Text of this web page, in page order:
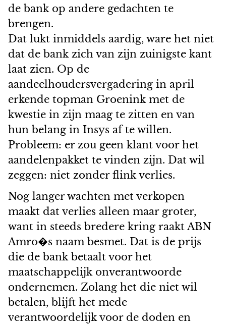
de bank op andere gedachten te
brengen.
Dat lukt inmiddels aardig, ware het niet
dat de bank zich van zijn zuinigste kant
laat zien. Op de
aandeelhoudersvergadering in april
erkende topman Groenink met de
kwestie in zijn maag te zitten en van
hun belang in Insys af te willen.
Probleem: er zou geen klant voor het
aandelenpakket te vinden zijn. Dat wil
zeggen: niet zonder flink verlies.
Nog langer wachten met verkopen
maakt dat verlies alleen maar groter,
want in steeds bredere kring raakt ABN
Amro�s naam besmet. Dat is de prijs
die de bank betaalt voor het
maatschappelijk onverantwoorde
ondernemen. Zolang het die niet wil
betalen, blijft het mede
verantwoordelijk voor de doden en